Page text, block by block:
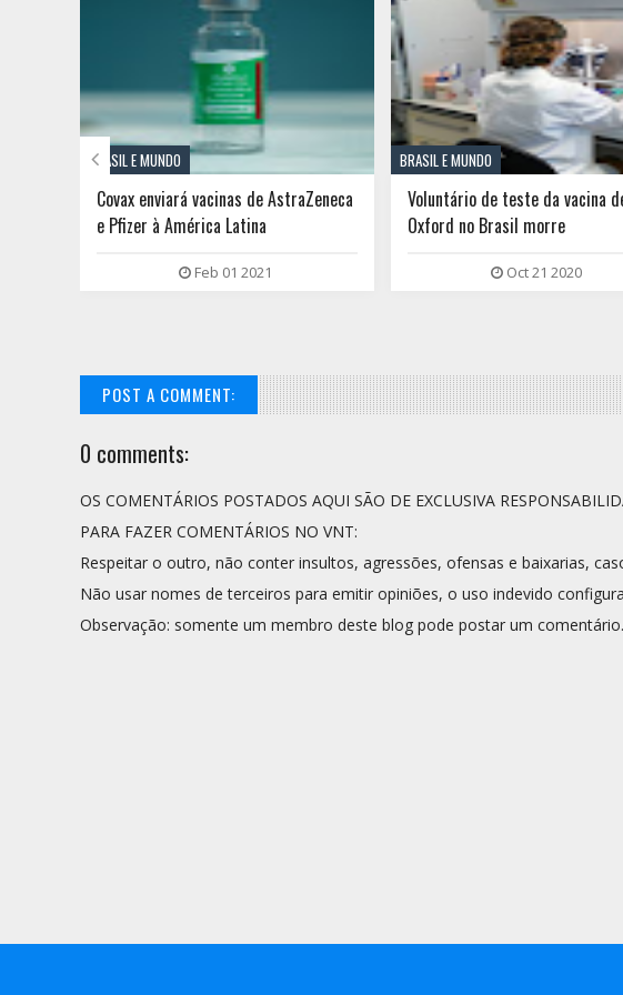
BRASIL E MUNDO
Covax enviará vacinas de AstraZeneca
e Pfizer à América Latina
Feb 01 2021
BRASIL E MUNDO
Voluntário de teste da vacina
Oxford no Brasil morre
Oct 21 2020

POST A COMMENT:
0 comments:
OS COMENTÁRIOS POSTADOS AQUI SÃO DE EXCLUSIVA
PARA FAZER COMENTÁRIOS NO VNT:
Respeitar o outro, não conter insultos, agressões, ofensas e baixarias,
Não usar nomes de terceiros para emitir opiniões, o uso indevido
Observação: somente um membro deste blog pode postar um comentário.